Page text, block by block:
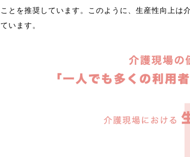
ことを推奨しています。このように、生産性向上は